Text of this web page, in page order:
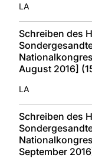
LA
Schreiben des
August 2016]
LA
Schreiben des
September